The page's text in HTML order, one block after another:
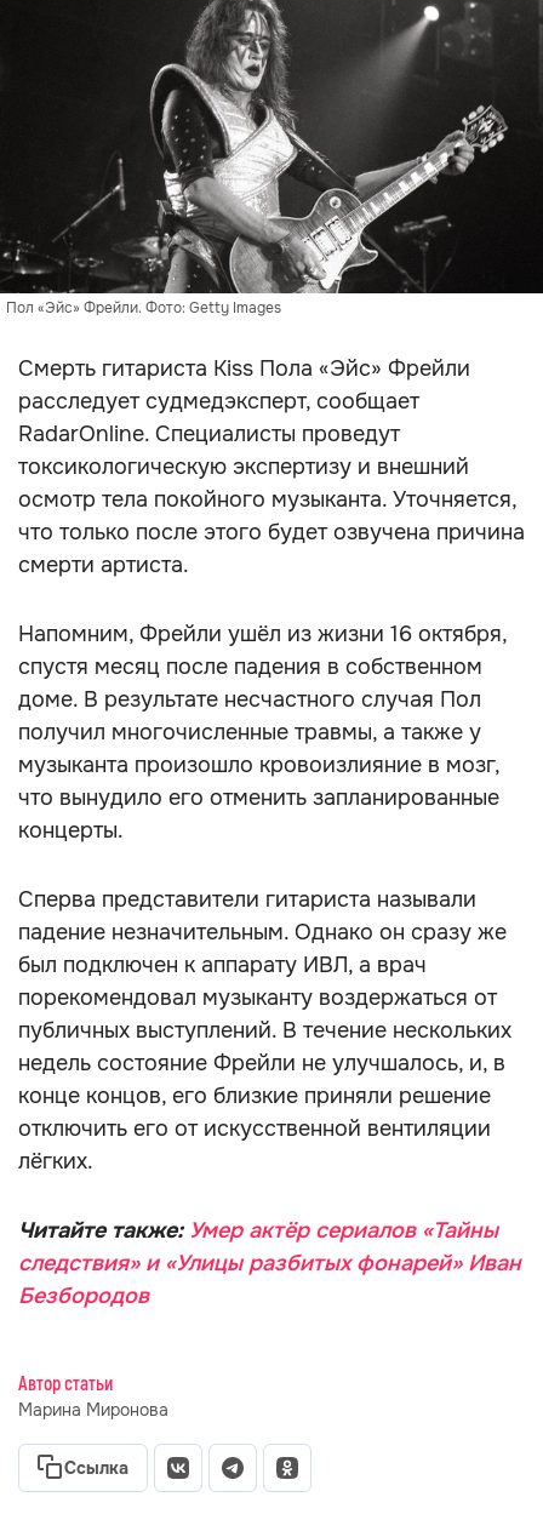
Пол «Эйс» Фрейли. Фото: Getty Images
Смерть гитариста Kiss Пола «Эйс» Фрейли
расследует судмедэксперт, сообщает
RadarOnline. Специалисты проведут
токсикологическую экспертизу и внешний
осмотр тела покойного музыканта. Уточняется,
что только после этого будет озвучена причина
смерти артиста.
Напомним, Фрейли ушёл из жизни 16 октября,
спустя месяц после падения в собственном
доме. В результате несчастного случая Пол
получил многочисленные травмы, а также у
музыканта произошло кровоизлияние в мозг,
что вынудило его отменить запланированные
концерты.
Сперва представители гитариста называли
падение незначительным. Однако он сразу же
был подключен к аппарату ИВЛ, а врач
порекомендовал музыканту воздержаться от
публичных выступлений. В течение нескольких
недель состояние Фрейли не улучшалось, и, в
конце концов, его близкие приняли решение
отключить его от искусственной вентиляции
лёгких.
Читайте также: Умер актёр сериалов «Тайны
следствия» и «Улицы разбитых фонарей» Иван
Безбородов
Автор статьи
Марина Миронова
Ссылка